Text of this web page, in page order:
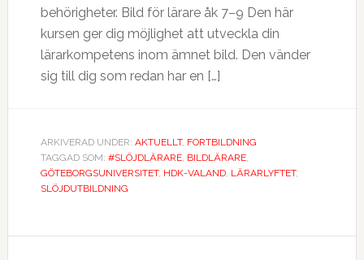
behörigheter. Bild för lärare åk 7–9 Den här
kursen ger dig möjlighet att utveckla din
lärarkompetens inom ämnet bild. Den vänder
sig till dig som redan har en […]
ARKIVERAD UNDER: AKTUELLT, FORTBILDNING
TAGGAD SOM: #SLÖJDLÄRARE, BILDLÄRARE,
GÖTEBORGSUNIVERSITET, HDK-VALAND, LÄRARLYFTET,
SLÖJDUTBILDNING